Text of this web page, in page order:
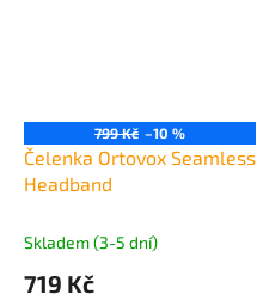
799 Kč –10 %
Čelenka Ortovox Seamless
Headband
Skladem (3-5 dní)
719 Kč